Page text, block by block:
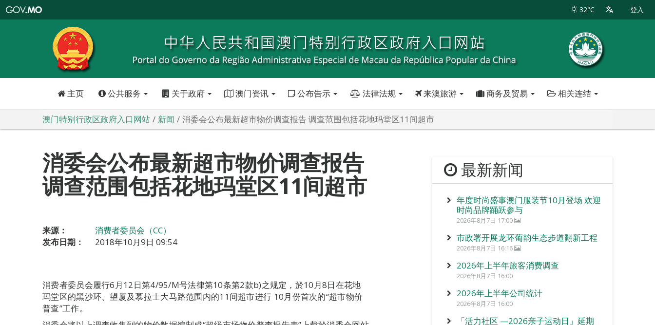
特
政
区
政
口
32°C 登入
主页 公共服务 关于政府 澳门资讯 公布告示 法律法规 来澳旅游 商务及贸易 相关连结
澳门特别行政区政府入口网站 新闻 消委会公布最新超市物价调查报告 调查范围包括花地玛堂区11间超市
消委会公布最新超市物价调查报告
调查范围包括花地玛堂区11间超市
来源：
消费者委员会（CC）
发布日期：
2018年10月9日 09:54
消费者委员会履行6月12日第4/95/M号法律第10条第2款b)之规定，於10月8日在花地
玛堂区的黑沙环、望厦及慕拉士大马路范围内的11间超市进行 10月份首次的“超市物价
普查”工作。
最新新闻
年度时尚盛事澳门服装节10月登场 欢迎
时尚品牌踊跃参与
2026年8月7日 17:00
市政署开展龙环葡韵生态步道翻新工程
2026年8月7日 16:16
2026年上半年旅客消费调查
2026年8月7日 16:00
2026年上半年公司统计
2026年8月7日 16:00
「活力社区 —2026亲子运动日」延期